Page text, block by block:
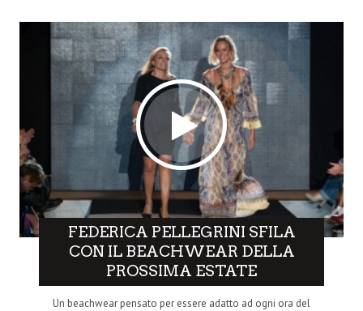
FEDERICA PELLEGRINI SFILA
CON IL BEACHWEAR DELLA
PROSSIMA ESTATE
Un beachwear pensato per essere adatto ad ogni ora del